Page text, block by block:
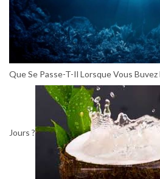
Que Se Passe-T-Il Lorsque Vous Buvez
Jours ?